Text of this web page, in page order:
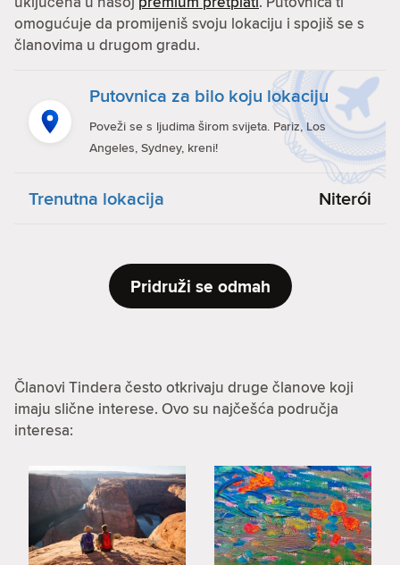
omogućuje da promijeniš svoju lokaciju i spojiš se s
članovima u drugom gradu.
Putovnica za bilo koju lokaciju
Poveži se s ljudima širom svijeta. Pariz, Los
Angeles, Sydney, kreni!
Trenutna lokacija Niterói
Pridruži se odmah
Članovi Tindera često otkrivaju druge članove koji
imaju slične interese. Ovo su najčešća područja
interesa: